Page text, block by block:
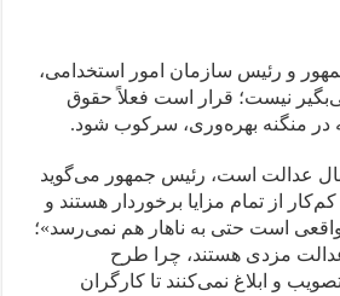
و رئیس سازمان امور استخدامی،
نیست؛ قرار است فعلاً حقوق
در منگنه بهره‌وری، سرکوب شود.
عدالت است، رئیس جمهور می‌گوید
از تمام مزایا برخوردار هستند و
است حتی به ناهار هم نمی‌رسد»؛
عدالت مزدی هستند، چرا طرح
و ابلاغ نمی‌کنند تا کارگران